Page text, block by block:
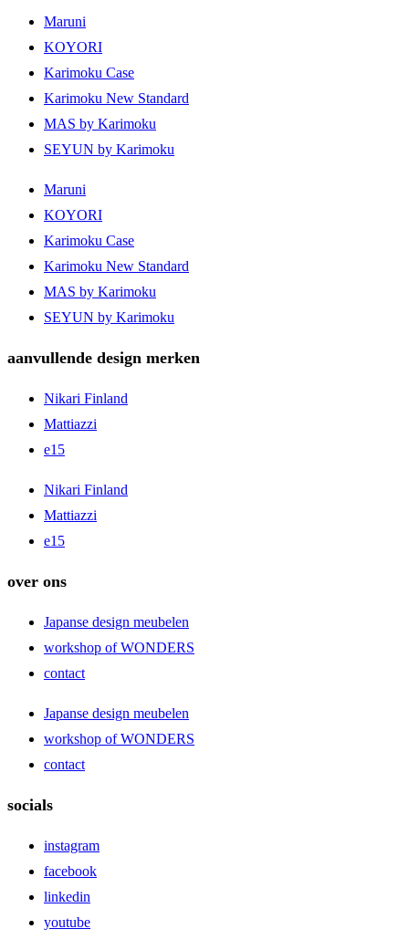
Maruni
KOYORI
Karimoku Case
Karimoku New Standard
MAS by Karimoku
SEYUN by Karimoku
Maruni
KOYORI
Karimoku Case
Karimoku New Standard
MAS by Karimoku
SEYUN by Karimoku
aanvullende design merken
Nikari Finland
Mattiazzi
e15
Nikari Finland
Mattiazzi
e15
over ons
Japanse design meubelen
workshop of WONDERS
contact
Japanse design meubelen
workshop of WONDERS
contact
socials
instagram
facebook
linkedin
youtube